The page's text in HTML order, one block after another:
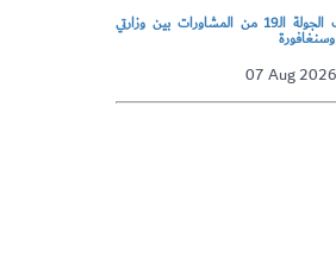
نيودلهي تستضيف الجولة الـ19 من المشاورات بين وزارتي
وسنغافورة